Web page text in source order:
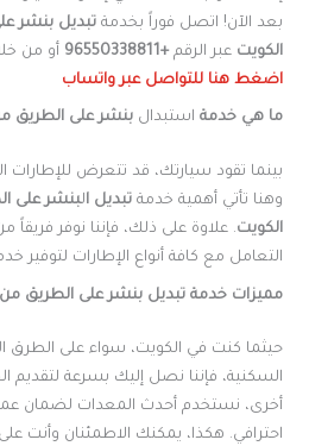
بعد الآن! اتصل فوراً بخدمةتبديل بنشر
الكويت عبر الرقم+96550338811
أو من
اضغط هنا للتواصل عبر واتساب
ما هي خدمة استبدالبنشر على الطريق
بينما تقود سيارتك، قد تتعرض للإطارات
وهنا تأتي أهمية خدمةتبديل البنشر على
الكويت. علاوة على ذلك، فإننا نوفر فريقاً
التعامل مع كافة أنواع الإطارات لتوفير
مميزات خدمة تبديل بنشر على الطريق
حيثما كنت في الكويت، سواء على الطرق
السكنية، فإننا نصل إليك بسرعة لتقديم
أخرى، نستخدم أحدث المعدات لضمان
احترافي. هكذا، يمكنك الاطمئنان وأنت